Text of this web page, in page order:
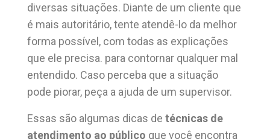
diversas situações. Diante de um cliente que
é mais autoritário, tente atendê-lo da melhor
forma possível, com todas as explicações
que ele precisa. para contornar qualquer mal
entendido. Caso perceba que a situação
pode piorar, peça a ajuda de um supervisor.
Essas são algumas dicas de técnicas de
atendimento ao público que você encontra